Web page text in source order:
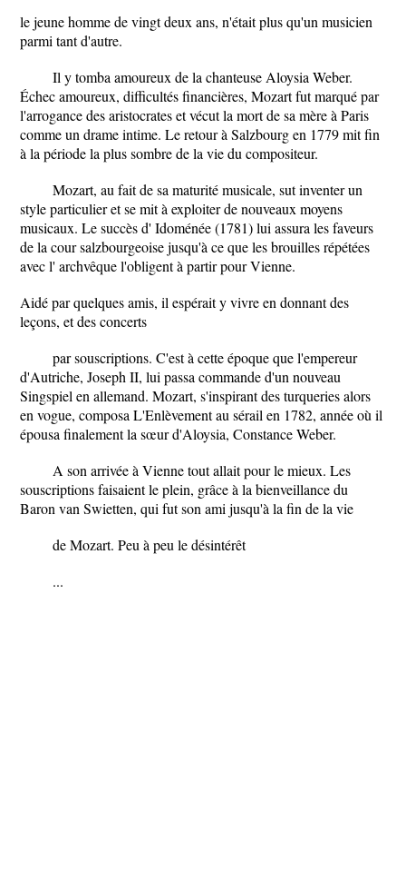
le jeune homme de vingt deux ans, n'était plus qu'un musicien
parmi tant d'autre.
Il y tomba amoureux de la chanteuse Aloysia Weber.
Échec amoureux, difficultés financières, Mozart fut marqué par
l'arrogance des aristocrates et vécut la mort de sa mère à Paris
comme un drame intime. Le retour à Salzbourg en 1779 mit fin
à la période la plus sombre de la vie du compositeur.
Mozart, au fait de sa maturité musicale, sut inventer un
style particulier et se mit à exploiter de nouveaux moyens
musicaux. Le succès d' Idoménée (1781) lui assura les faveurs
de la cour salzbourgeoise jusqu'à ce que les brouilles répétées
avec l' archvêque l'obligent à partir pour Vienne.
Aidé par quelques amis, il espérait y vivre en donnant des
leçons, et des concerts
par souscriptions. C'est à cette époque que l'empereur
d'Autriche, Joseph II, lui passa commande d'un nouveau
Singspiel en allemand. Mozart, s'inspirant des turqueries alors
en vogue, composa L'Enlèvement au sérail en 1782, année où il
épousa finalement la sœur d'Aloysia, Constance Weber.
A son arrivée à Vienne tout allait pour le mieux. Les
souscriptions faisaient le plein, grâce à la bienveillance du
Baron van Swietten, qui fut son ami jusqu'à la fin de la vie
de Mozart. Peu à peu le désintérêt
...